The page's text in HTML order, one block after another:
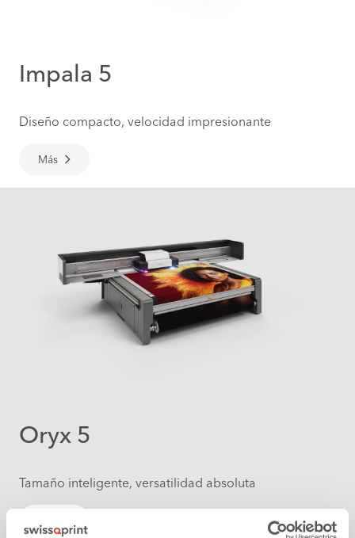
Impala 5
Diseño compacto, velocidad impresionante
Más
Oryx 5
Tamaño inteligente, versatilidad absoluta